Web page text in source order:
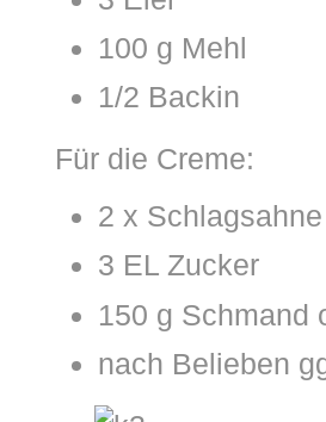
100 g Mehl
1/2 Backin
Für die Creme:
2 x Schlagsahne
3 EL Zucker
150 g Schmand
nach Belieben